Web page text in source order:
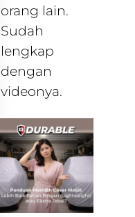
orang lain.
Sudah
lengkap
dengan
videonya.